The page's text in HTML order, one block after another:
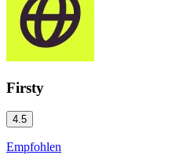
Firsty
4.5
Empfohlen